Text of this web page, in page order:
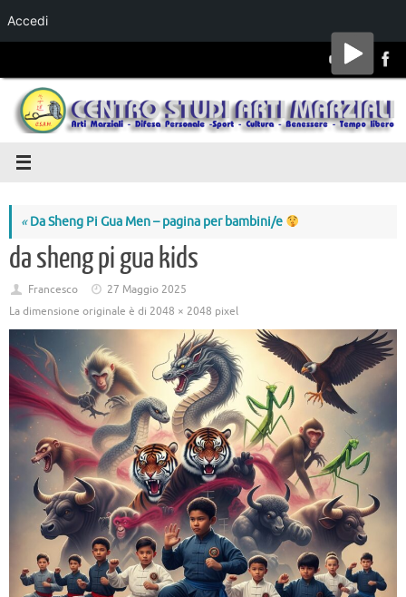
Accedi
Salta al
«Da Sheng Pi Gua Men – pagina per bambini/e
da sheng pi gua kids
Francesco
27 Maggio 2025
La dimensione originale è di 2048 × 2048 pixel